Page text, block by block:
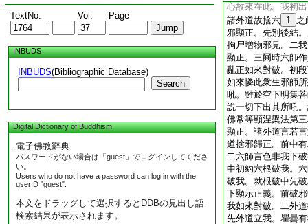
TextNo. Vol. Page
INBUDS
INBUDS(Bibliographic Database)
Search
Digital Dictionary of Buddhism
電子佛教辭典
パスワードがない場合は「guest」でログインしてくださ
い。
Users who do not have a password can log in with the
userID "guest".
本文をドラッグして選択するとDDBの見出し語
検索結果が表示されます。
心故來在此。我初
諸外道故捨六 1 之
邪顯正。先別後結
拘尸増物邪見。二
顯正。三爾時六師
亂正如來對破。初
如來憐此衆生邪師
吼。雖於空下明集
説一切下出其所吼
佛常等顯涅槃法第
顯正。諸外道言若
道捨邪歸正。前中
二六師言色非我下
中初約六根破我。
破我。就根破中先
下顯示正義。前破
我如來對破。二外
先外道立我。瞿曇